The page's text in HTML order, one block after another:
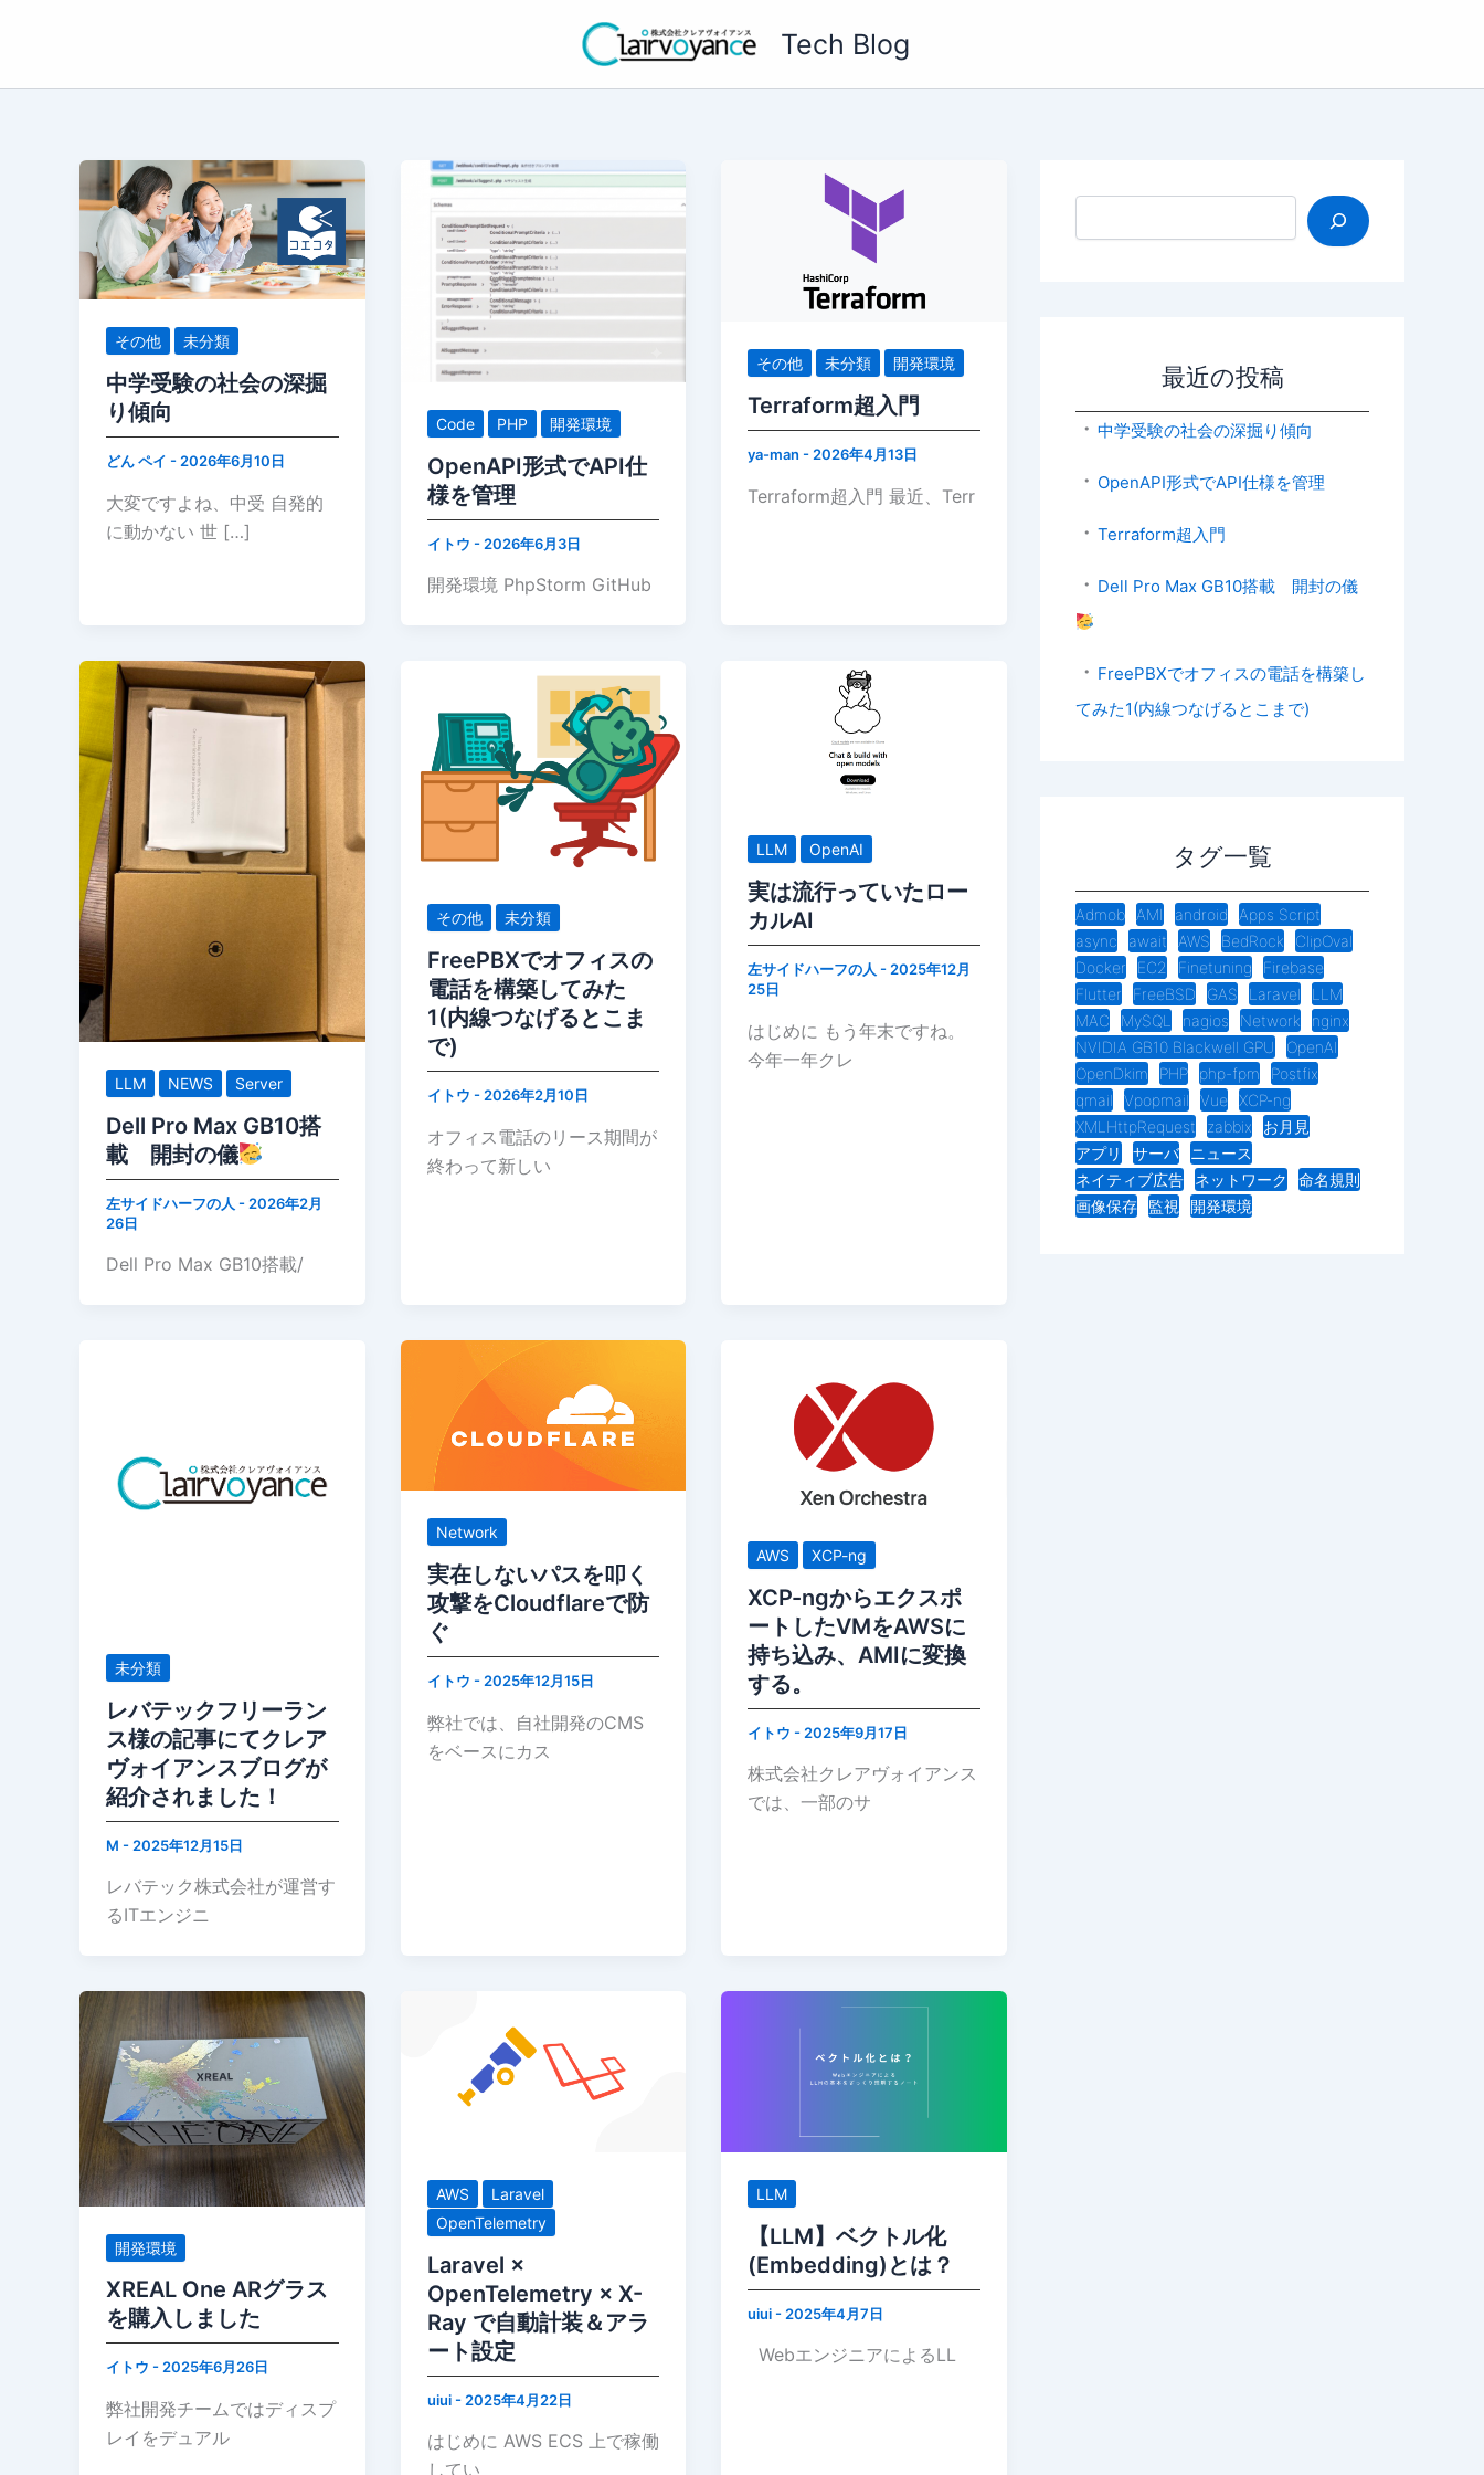
Tech Blog
その他 未分類
中学受験の社会の深掘
り傾向
どん ペイ - 2026年6月10日
大変ですよね、中受 自発的
に動かない 世 […]
Code PHP 開発環境
OpenAPI形式でAPI仕
様を管理
イトウ - 2026年6月3日
開発環境 PhpStorm GitHub
その他 未分類 開発環境
Terraform超入門
ya-man- 2026年4月13日
Terraform超入門 最近、Terr
LLM NEWS Server
Dell Pro Max GB10搭
載 開封の儀
左サイドハーフの人 - 2026年2月
26日
Dell Pro Max GB10搭載/
その他 未分類
FreePBXでオフィスの
電話を構築してみた
1(内線つなげるとこま
で)
イトウ - 2026年2月10日
オフィス電話のリース期間が
終わって新しい
LLM OpenAI
実は流行っていたロー
カルAI
左サイドハーフの人- 2025年12月
25日
はじめに もう年末ですね。
今年一年クレ
未分類
レバテックフリーラン
ス様の記事にてクレア
ヴォイアンスブログが
紹介されました！
M - 2025年12月15日
レバテック株式会社が運営す
るITエンジニ
Network
実在しないパスを叩く
攻撃をCloudflareで防
ぐ
イトウ - 2025年12月15日
弊社では、自社開発のCMS
をベースにカス
AWS XCP-ng
XCP-ngからエクスポ
ートしたVMをAWSに
持ち込み、AMIに変換
する。
イトウ- 2025年9月17日
株式会社クレアヴォイアンス
では、一部のサ
開発環境
XREAL One ARグラス
を購入しました
イトウ -2025年6月26日
弊社開発チームではディスプ
レイをデュアル
AWS
Laravel
OpenTelemetry
Laravel ×
OpenTelemetry × X-
Ray で自動計装＆アラ
ート設定
uiui- 2025年4月22日
はじめに AWS ECS 上で稼働
してい
LLM
【LLM】ベクトル化
(Embedding)とは？
uiui- 2025年4月7日
WebエンジニアによるLL
検索
最近の投稿
中学受験の社会の深掘り傾向
OpenAPI形式でAPI仕様を管理
Terraform超入門
Dell Pro Max GB10搭載 開封の儀
FreePBXでオフィスの電話を構築し
てみた1(内線つなげるとこまで)
タグ一覧
Admob AMI android
Apps Script
async
await AWS BedRock
ClipOval
Docker
EC2 Finetuning
Firebase
Flutter
FreeBSD GAS Laravel
LLM
MAC
MySQL nagios Network
nginx
NVIDIA GB10 Blackwell GPU
OpenAI
OpenDkim
PHP php-fpm
Postfix
qmail
Vpopmail Vue XCP-ng
XMLHttpRequest
zabbix
お月見
アプリ
サーバ
ニュース
ネイティブ広告
ネットワーク
命名規則
画像保存
監視 開発環境